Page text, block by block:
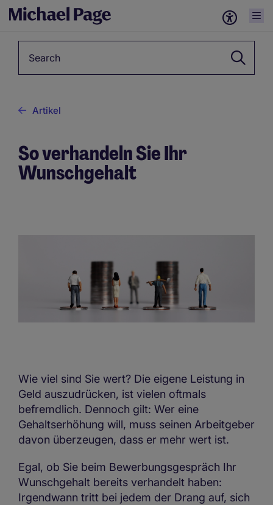
Artikel
So verhandeln Sie Ihr
Wunschgehalt
Wie viel sind Sie wert? Die eigene Leistung in
Geld auszudrücken, ist vielen oftmals
befremdlich. Dennoch gilt: Wer eine
Gehaltserhöhung will, muss seinen Arbeitgeber
davon überzeugen, dass er mehr wert ist.
Egal, ob Sie beim Bewerbungsgespräch Ihr
Wunschgehalt bereits verhandelt haben:
Irgendwann tritt bei jedem der Drang auf, sich